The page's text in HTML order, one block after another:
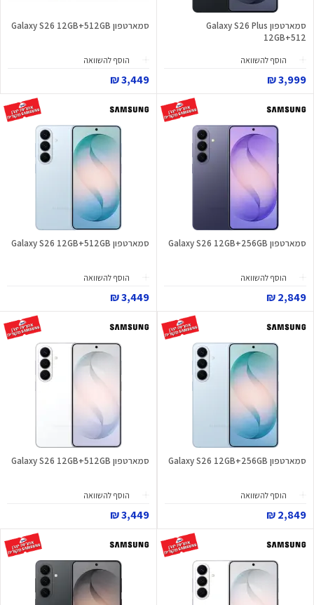
סמארטפון Galaxy S26 Plus
12GB+512
הוסף להשוואה
3,999 ₪
סמארטפון Galaxy S26 12GB+512GB
הוסף להשוואה
3,449 ₪
סמארטפון Galaxy S26 12GB+256GB
הוסף להשוואה
2,849 ₪
סמארטפון Galaxy S26 12GB+512GB
הוסף להשוואה
3,449 ₪
סמארטפון Galaxy S26 12GB+256GB
הוסף להשוואה
2,849 ₪
סמארטפון Galaxy S26 12GB+512GB
הוסף להשוואה
3,449 ₪